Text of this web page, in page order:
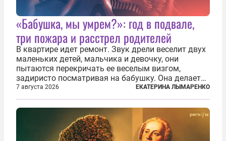
«Бабушка, мы умрем?»: год в подвале,
три пожара и расстрел родителей
В квартире идет ремонт. Звук дрели веселит двух
маленьких детей, мальчика и девочку, они
пытаются перекричать ее веселым визгом,
задиристо посматривая на бабушку. Она делает
им замечание, но внуки чувствуют, что она
сердится невсерьез. И это правда: дрель, конечно,
сверлит противно, но всё...
7 августа 2026 ЕКАТЕРИНА ЛЫМАРЕНКО